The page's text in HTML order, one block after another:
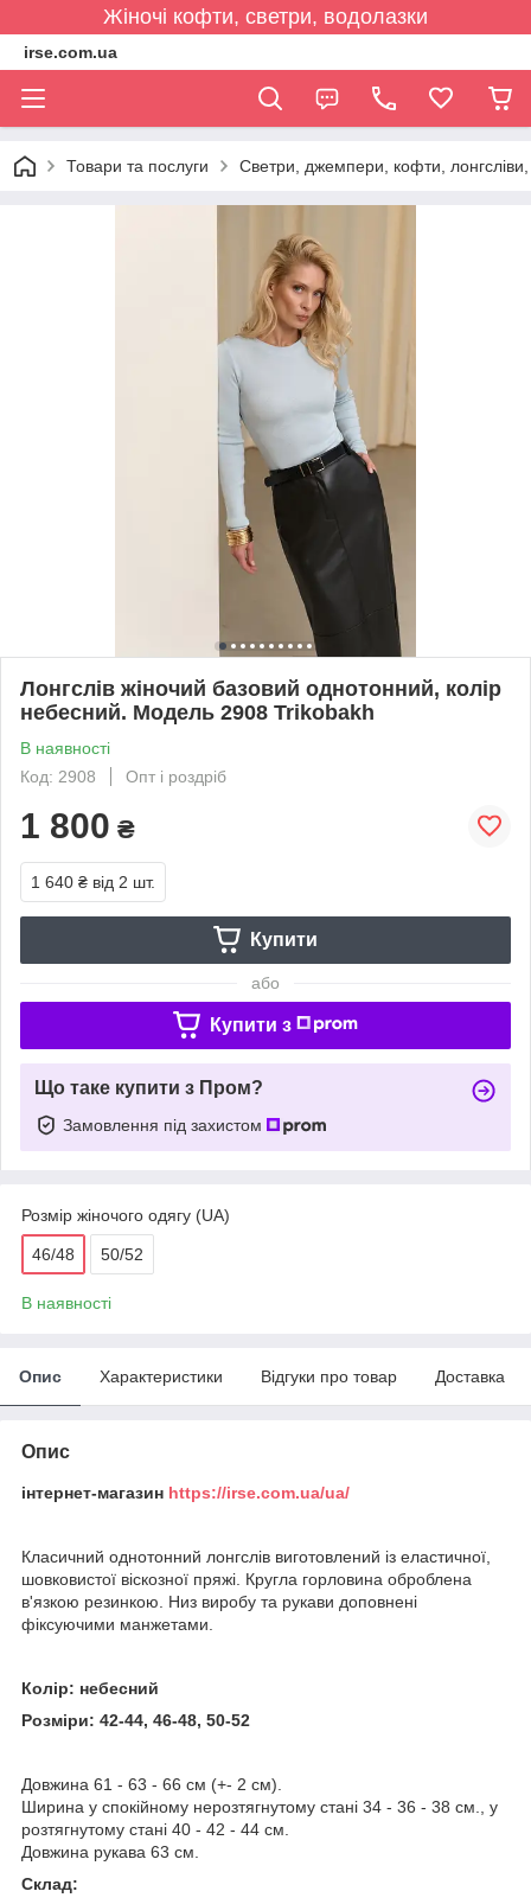
Жіночі кофти, светри, водолазки
irse.com.ua
Товари та послуги Светри, джемпери, кофти, лонгсліви,
Лонгслів жіночий базовий однотонний, колір
небесний. Модель 2908 Trikobakh
В наявності
Код: 2908
Опт і роздріб
1 800 ₴
1 640 ₴ від 2 шт.
Купити
або
Купити з
Що таке купити з Пром?
Замовлення під захистом
Розмір жіночого одягу (UA)
46/48 50/52
В наявності
Опис Характеристики Відгуки про товар Доставка
Опис
інтернет-магазин https://irse.com.ua/ua/
Класичний однотонний лонгслів виготовлений із еластичної,
шовковистої віскозної пряжі. Кругла горловина оброблена
в'язкою резинкою. Низ виробу та рукави доповнені
фіксуючими манжетами.
Колір: небесний
Розміри: 42-44, 46-48, 50-52
Довжина 61 - 63 - 66 см (+- 2 см).
Ширина у спокійному нерозтягнутому стані 34 - 36 - 38 см., у
розтягнутому стані 40 - 42 - 44 см.
Довжина рукава 63 см.
Склад: